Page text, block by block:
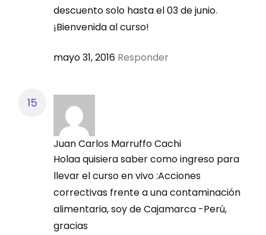
descuento solo hasta el 03 de junio.
¡Bienvenida al curso!
mayo 31, 2016 Responder
Juan Carlos Marruffo Cachi
Holaa quisiera saber como ingreso para
llevar el curso en vivo :Acciones
correctivas frente a una contaminación
alimentaria, soy de Cajamarca -Perú,
gracias